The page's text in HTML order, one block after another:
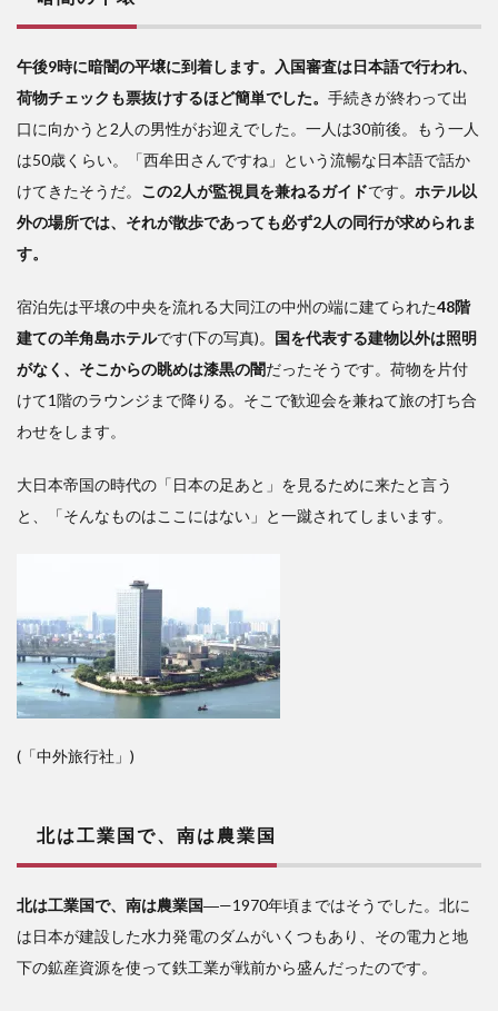
3
本的
なも
のを
身近
な遊
具で
発見
国を
地に
する
のは
未聞
午後9時に暗闇の平壌に到着します。入国審査は日本語で行われ、
荷物チェックも票抜けするほど簡単でした。 手続きが終わって出
口に向かうと2人の男性がお迎えでした。一人は30前後。もう一人
は50歳くらい。「西牟田さんですね」という流暢な日本語で話か
けてきたそうだ。 この2人が監視員を兼ねるガイドです。 ホテル以
外の場所では、それが散歩であっても必ず2人の同行が求められま
す。
宿泊先は平壌の中央を流れる大同江の中州の端に建てられた48階
建ての羊角島ホテルです(下の写真)。 国を代表する建物以外は照明
がなく、そこからの眺めは漆黒の闇だったそうです。荷物を片付
けて1階のラウンジまで降りる。そこで歓迎会を兼ねて旅の打ち合
わせをします。
大日本帝国の時代の「日本の足あと」を見るために来たと言う
と、「そんなものはここにはない」と一蹴されてしまいます。
(「中外旅行社」)
北は工業国で、南は農業国
北は工業国で、南は農業国―—1970年頃まではそうでした。北に
は日本が建設した水力発電のダムがいくつもあり、その電力と地
下の鉱産資源を使って鉄工業が戦前から盛んだったのです。